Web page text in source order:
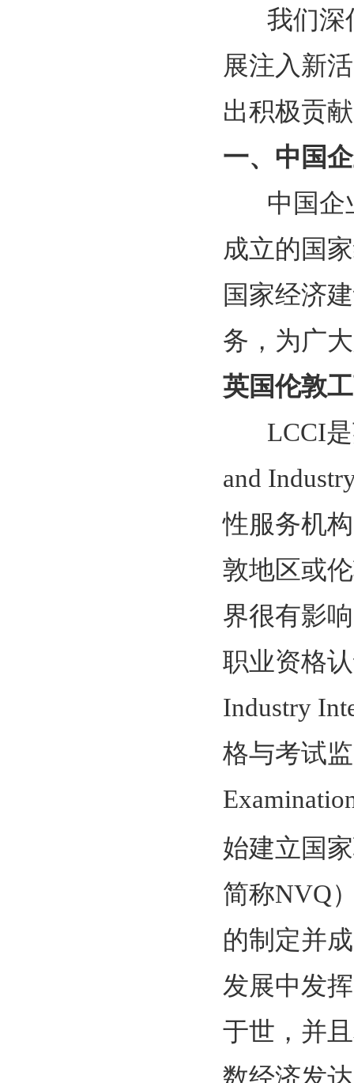
我们深信
展注入新
出积极贡
一、中国
中国企业
成立的国
国家经济
务，为广
英国伦敦
LCCI是
and
性服务机
敦地区或
界很有影
职业资格
Industry
格与考试
始建立国
简称NVQ
的制定并
发展中发
于世，并
数经济发